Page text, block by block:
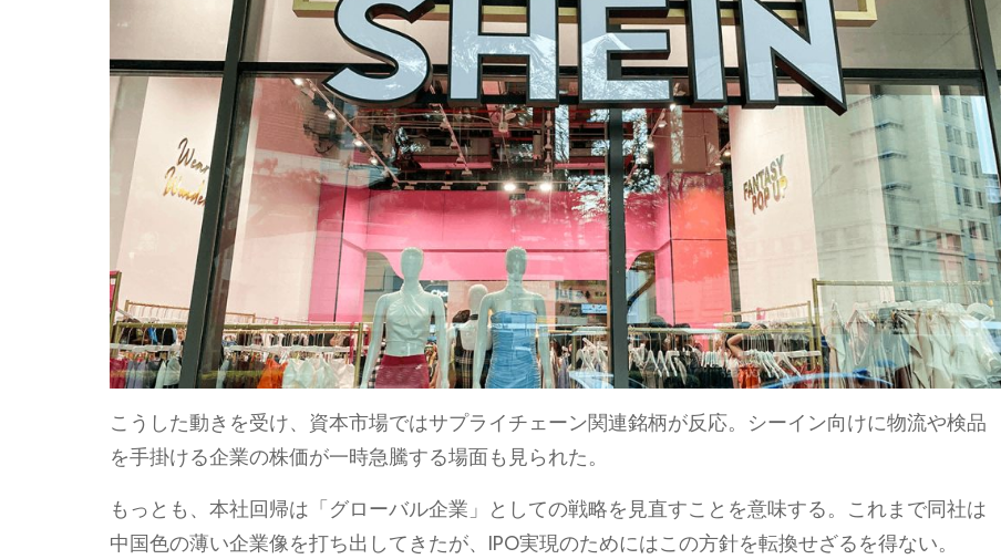
こうした動きを受け、資本市場ではサプライチェーン関連銘柄が反応。シーイン向けに物流や検品
を手掛ける企業の株価が一時急騰する場面も見られた。
もっとも、本社回帰は「グローバル企業」としての戦略を見直すことを意味する。これまで同社は
中国色の薄い企業像を打ち出してきたが、IPO実現のためにはこの方針を転換せざるを得ない。